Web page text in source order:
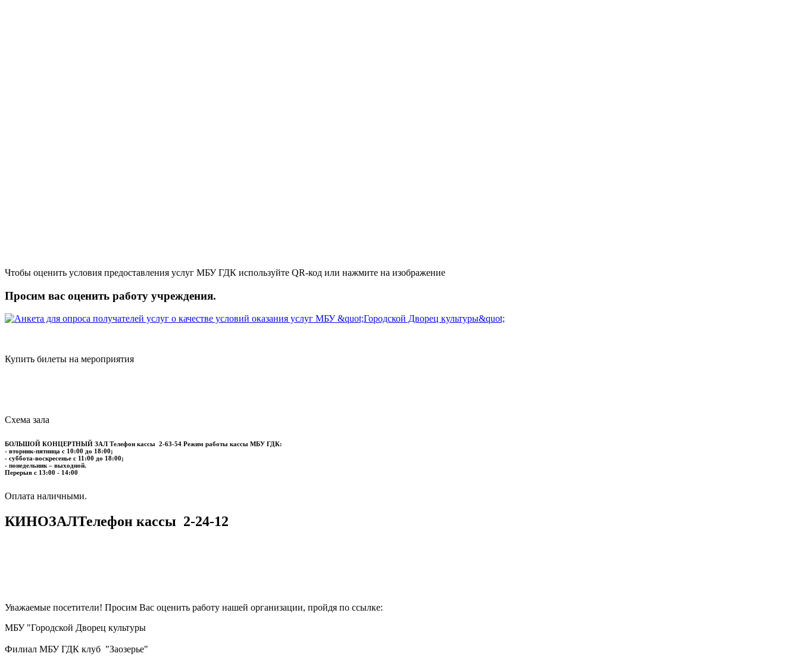
Чтобы оценить условия предоставления услуг МБУ ГДК используйте QR-код или нажмите на изображение
Просим вас оценить работу учреждения.
Купить билеты на мероприятия
Схема зала
БОЛЬШОЙ КОНЦЕРТНЫЙ ЗАЛ Телефон кассы 2-63-54 Режим работы кассы МБУ ГДК:
- вторник-пятница с 10:00 до 18:00;
- суббота-воскресенье с 11:00 до 18:00;
- понедельник – выходной.
Перерыв с 13:00 - 14:00
​​​​​​​Оплата наличными.
КИНОЗАЛТелефон кассы 2-24-12
Уважаемые посетители! Просим Вас оценить работу нашей организации, пройдя по ссылке:
МБУ "Городской Дворец культуры
Филиал МБУ ГДК клуб "Заозерье"